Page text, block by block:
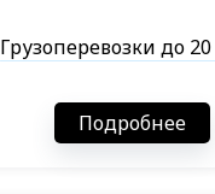
Грузоперевозки до
Подробнее